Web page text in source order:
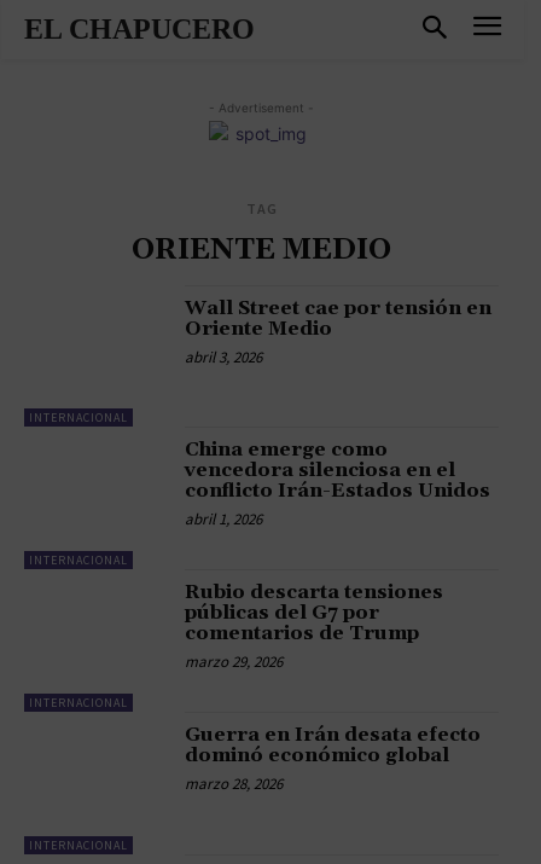
EL CHAPUCERO
- Advertisement -
TAG
ORIENTE MEDIO
INTERNACIONAL
Wall Street cae por tensión en
Oriente Medio
abril 3, 2026
INTERNACIONAL
China emerge como
vencedora silenciosa en el
conflicto Irán-Estados Unidos
abril 1, 2026
INTERNACIONAL
Rubio descarta tensiones
públicas del G7 por
comentarios de Trump
marzo 29, 2026
INTERNACIONAL
Guerra en Irán desata efecto
dominó económico global
marzo 28, 2026